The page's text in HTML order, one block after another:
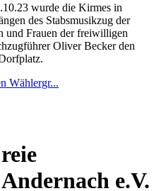
wurde die Kirmes in
des Stabsmusikzug der
und Frauen der freiwilligen
Oliver Becker den
Wählergr...
e.V.